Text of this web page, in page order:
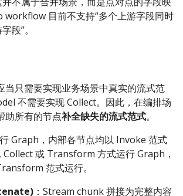
workflow 目前不支持“多个上游字段同时
段”。
当只需要实现业务场景中真实的流式范
不需要实现 Collect。因此，在编排场
助所有的节点补全缺失的流式范式。
Graph，内部各节点均以 Invoke 范式
或 Transform 方式运行 Graph，
范式运行。
：Stream chunk 拼接为完整内容